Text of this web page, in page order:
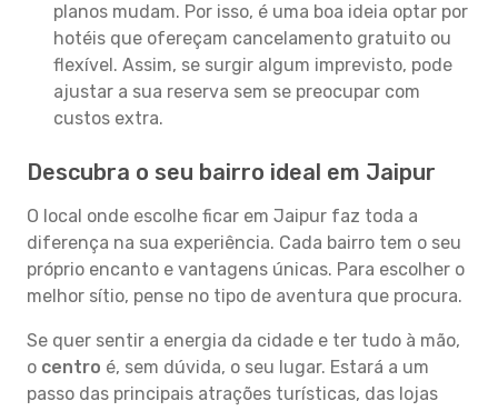
planos mudam. Por isso, é uma boa ideia optar por
hotéis que ofereçam cancelamento gratuito ou
flexível. Assim, se surgir algum imprevisto, pode
ajustar a sua reserva sem se preocupar com
custos extra.
Descubra o seu bairro ideal em Jaipur
O local onde escolhe ficar em Jaipur faz toda a
diferença na sua experiência. Cada bairro tem o seu
próprio encanto e vantagens únicas. Para escolher o
melhor sítio, pense no tipo de aventura que procura.
Se quer sentir a energia da cidade e ter tudo à mão,
o centro é, sem dúvida, o seu lugar. Estará a um
passo das principais atrações turísticas, das lojas